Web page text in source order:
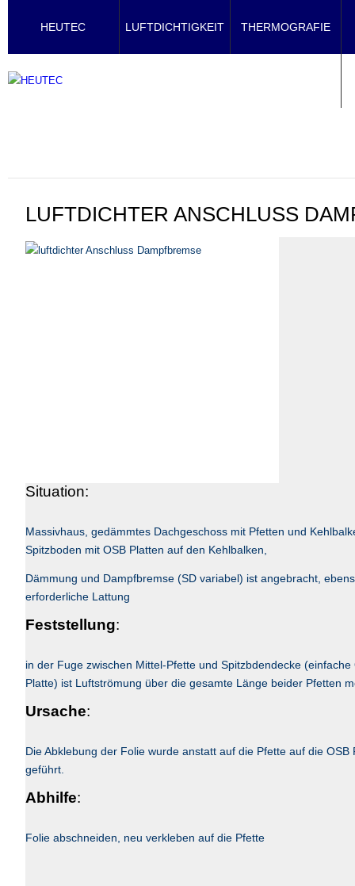
HEUTEC LUFTDICHTIGKEIT THERMOGRAFIE
LUFTDICHTER ANSCHLUSS
Situation:
Massivhaus, gedämmtes Dachgeschoss mit Pfetten und
Spitzboden mit OSB Platten auf den Kehlbalken,
Dämmung und Dampfbremse (SD variabel) ist angebracht,
erforderliche Lattung
Feststellung:
in der Fuge zwischen Mittel-Pfette und Spitzbdendecke (einfache
Platte) ist Luftströmung über die gesamte Länge beider Pfetten
Ursache:
Die Abklebung der Folie wurde anstatt auf die Pfette auf die OSB
geführt.
Abhilfe:
Folie abschneiden, neu verkleben auf die Pfette